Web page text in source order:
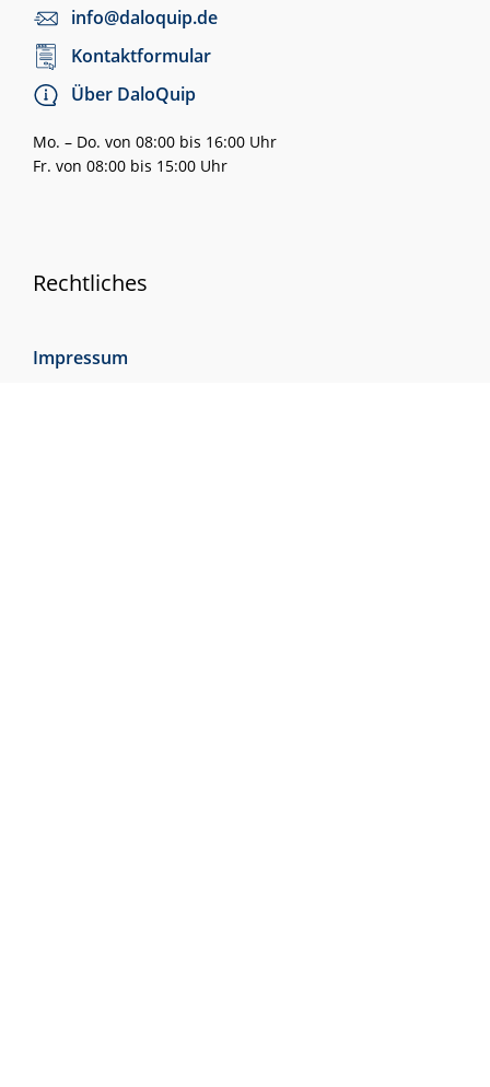
info@daloquip.de
Kontaktformular
Über DaloQuip
Mo. – Do. von 08:00 bis 16:00 Uhr
Fr. von 08:00 bis 15:00 Uhr
Rechtliches
Impressum